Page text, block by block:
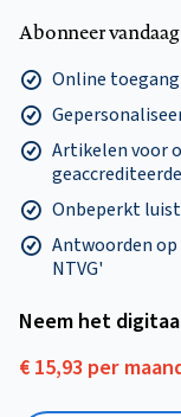
Abonneer
Online
Artikelen voor
Onbeperkt
Antwoorden op
NTVG'
Neem het
€ 15,93 per